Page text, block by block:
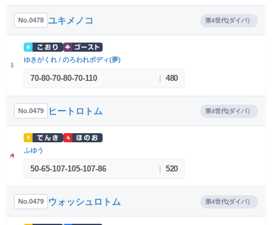
No.0478 ユキメノコ 第4世代(ダイパ）
ゆきがくれ / のろわれボディ(夢)
70-80-70-80-70-110 480
No.0479 ヒートロトム 第4世代(ダイパ）
ふゆう
50-65-107-105-107-86 520
No.0479 ウォッシュロトム 第4世代(ダイパ）